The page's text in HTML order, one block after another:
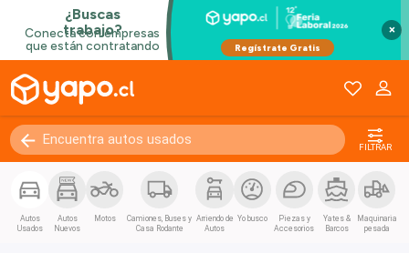
×
FILTRAR
Autos
Usados
Autos
Nuevos
Motos
Camiones, Buses y
Casa Rodante
Arriendo de
Autos
Yo busco
Piezas y
Accesorios
Yates &
Barcos
Maquinaria
pesada